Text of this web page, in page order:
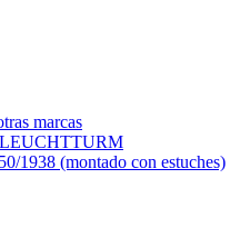
marcas
LEUCHTTURM
1938 (montado con estuches)